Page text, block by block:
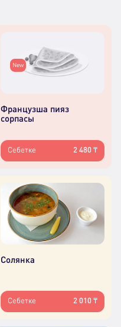
New
Французша пияз
сорпасы
Себетке 2 480 ₸
Солянка
Себетке 2 010 ₸